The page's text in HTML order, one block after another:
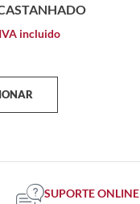
IVA incluido
SUPORTE ONLINE